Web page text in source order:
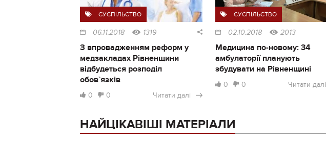
СУСПІЛЬСТВО
06.11.2018 1319
З впровадженням реформ у
медзакладах Рівненщини
відбудеться розподіл
обов`язків
0 0 Читати далі
СУСПІЛЬСТВО
02.10.2018 2013
Медицина по-новому: 34
амбулаторії планують
збудувати на Рівненщині
0 0 Читати далі
НАЙЦІКАВІШІ МАТЕРІАЛИ